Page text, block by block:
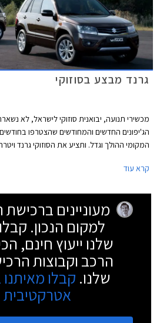
גרנד מבצע בסוזוקי
מכשירי תנועה, יבואנית סוזוקי לישראל, לא
הג'יפונים החדשים והמחודשים שהצטרפו
קרא עוד
מעוניינים
למקום הנכון.
שלנו ייעוץ חינם,
הרכב וקבוצות
שלנו. קבלו
אטרקטיבית